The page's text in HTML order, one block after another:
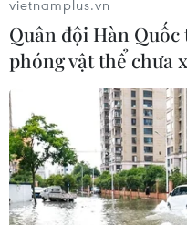
vietnamplus.vn
Quân đội Hàn
phóng vật thể chưa